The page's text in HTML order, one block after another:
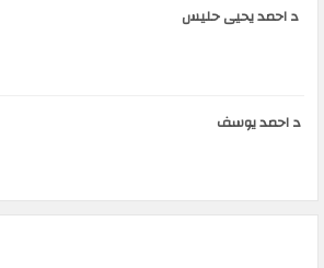
د احمد يحيى حليس
د احمد يوسف